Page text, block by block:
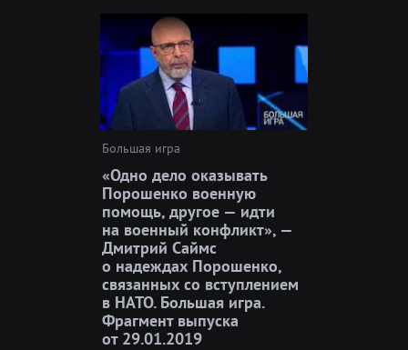
Большая игра
«Одно дело оказывать
Порошенко военную
помощь, другое — идти
на военный конфликт», —
Дмитрий Саймс
о надеждах Порошенко,
связанных со вступлением
в НАТО. Большая игра.
Фрагмент выпуска
от 29.01.2019